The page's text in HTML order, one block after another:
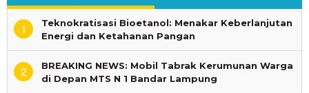
1
Teknokratisasi Bioetanol: Menakar Keberlanjutan
Energi dan Ketahanan Pangan
2
BREAKING NEWS: Mobil Tabrak Kerumunan Warga
di Depan MTS N 1 Bandar Lampung